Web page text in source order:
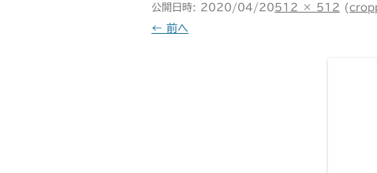
公開日時: 2020/04/20512 × 512 (
← 前へ